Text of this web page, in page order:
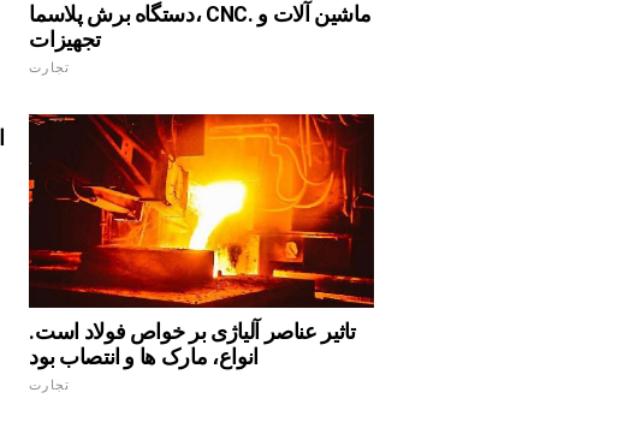
دستگاه برش پلاسما، CNC. ماشین آلات و
تجهیزات
تجارت
تاثیر عناصر آلیاژی بر خواص فولاد است.
انواع، مارک ها و انتصاب بود
تجارت